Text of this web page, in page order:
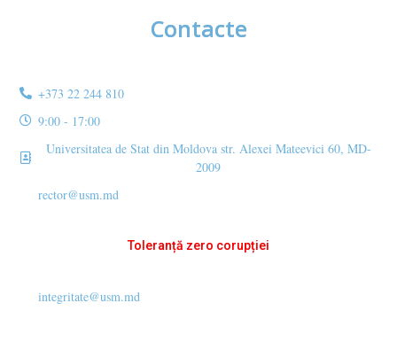
Contacte
+373 22 244 810
9:00 - 17:00
Universitatea de Stat din Moldova str. Alexei Mateevici 60, MD-
2009
rector@usm.md
Toleranță zero corupției
integritate@usm.md